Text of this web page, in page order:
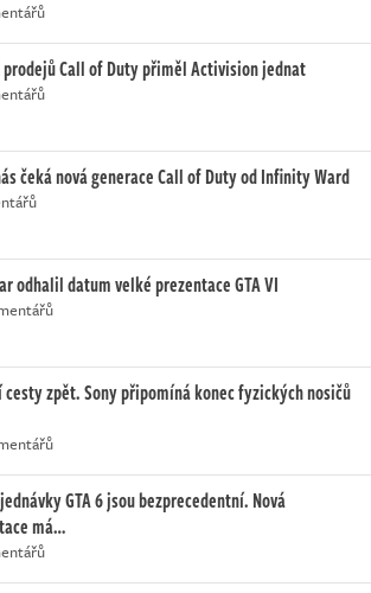
prodejů Call of Duty přiměl Activision jednat
čeká nová generace Call of Duty od Infinity Ward
odhalil datum velké prezentace GTA VI
cesty zpět. Sony připomíná konec fyzických nosičů
GTA 6 jsou bezprecedentní. Nová
má…